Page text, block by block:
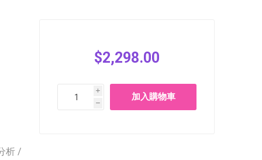
Häagen-Dazs
析 /
$2,298.00
i
h